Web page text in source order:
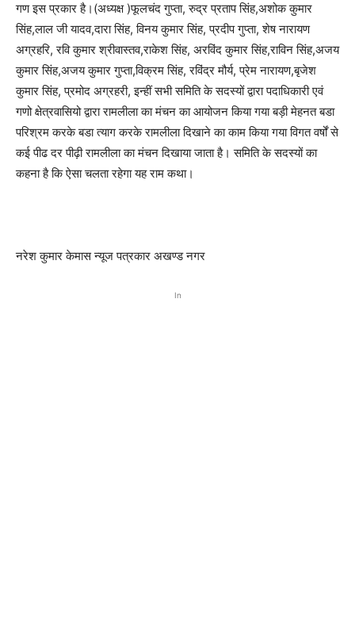
गण इस प्रकार है।(अध्यक्ष )फूलचंद गुप्ता, रुद्र प्रताप सिंह,अशोक कुमार
सिंह,लाल जी यादव,दारा सिंह, विनय कुमार सिंह, प्रदीप गुप्ता, शेष नारायण
अग्रहरि, रवि कुमार श्रीवास्तव,राकेश सिंह, अरविंद कुमार सिंह,राविन सिंह,अजय
कुमार सिंह,अजय कुमार गुप्ता,विक्रम सिंह, रविंद्र मौर्य, प्रेम नारायण,बृजेश
कुमार सिंह, प्रमोद अग्रहरी, इन्हीं सभी समिति के सदस्यों द्वारा पदाधिकारी एवं
गणो क्षेत्रवासियो द्वारा रामलीला का मंचन का आयोजन किया गया बड़ी मेहनत बडा
परिश्रम करके बडा त्याग करके रामलीला दिखाने का काम किया गया विगत वर्षों से
कई पीढ दर पीढ़ी रामलीला का मंचन दिखाया जाता है। समिति के सदस्यों का
कहना है कि ऐसा चलता रहेगा यह राम कथा।
नरेश कुमार केमास न्यूज पत्रकार अखण्ड नगर
In